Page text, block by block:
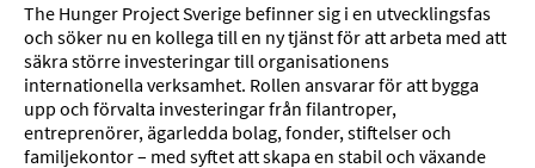
The Hunger Project Sverige befinner sig i en utvecklingsfas
och söker nu en kollega till en ny tjänst för att arbeta med att
säkra större investeringar till organisationens
internationella verksamhet. Rollen ansvarar för att bygga
upp och förvalta investeringar från filantroper,
entreprenörer, ägarledda bolag, fonder, stiftelser och
familjekontor – med syftet att skapa en stabil och växande